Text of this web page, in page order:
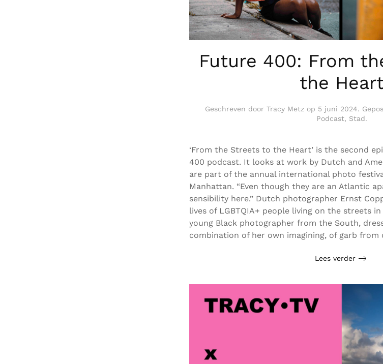
Future 400: From
the
Geschreven door Tracy Metzop 5 juni 2024.
Podcast, Stad.
‘From the Streets to the Heart’ is the second
400 podcast. It looks at work by Dutch and
are part of the annual international photo
Manhattan. “Even though they are an Atlantic
sensibility here.” Dutch photographer Ernst
lives of LGBTQIA+ people living on the streets
young Black photographer from the South,
combination of her own imagining, of garb from
Lees verder